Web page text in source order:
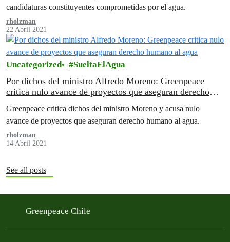
candidaturas constituyentes comprometidas por el agua.
rholzman
22 Abril 2021
Uncategorized SueltaElAgua
Por dichos del ministro Alfredo Moreno: Greenpeace
critica nulo avance de proyectos que aseguran derecho
Greenpeace critica dichos del ministro Moreno y acusa nulo
avance de proyectos que aseguran derecho humano al agua.
rholzman
14 Abril 2021
See all posts
Greenpeace Chile